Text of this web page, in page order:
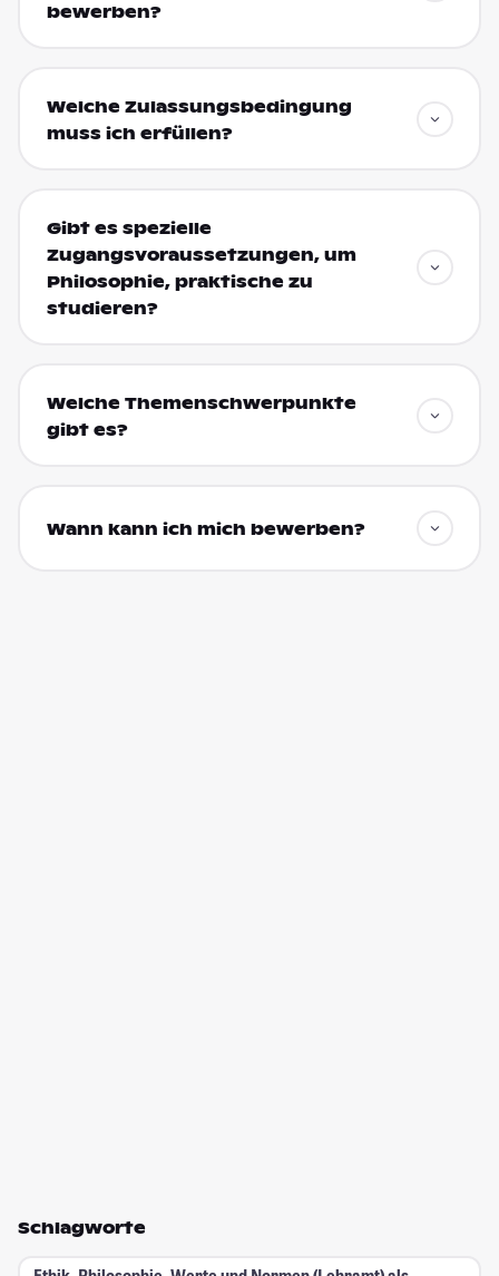
bewerben?
Welche Zulassungsbedingung
muss ich erfüllen?
Gibt es spezielle
Zugangsvoraussetzungen, um
Philosophie, praktische zu
studieren?
Welche Themenschwerpunkte
gibt es?
Wann kann ich mich bewerben?
Schlagworte